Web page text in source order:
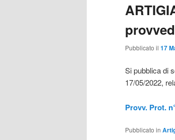
Pubblicato il 17
Si pubblica di
17/05/2022,
Provv. Prot.
Pubblicato in